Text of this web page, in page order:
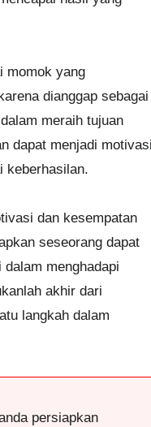
momok yang
dianggap sebagai
meraih tujuan
dapat menjadi
keberhasilan.
dan kesempatan
seseorang dapat
menghadapi
akhir dari
langkah dalam
persiapkan